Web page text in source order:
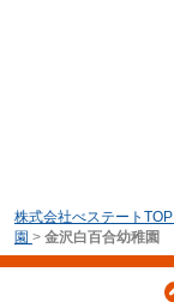
株式会社べステートTOP
園 > 金沢白百合幼稚園